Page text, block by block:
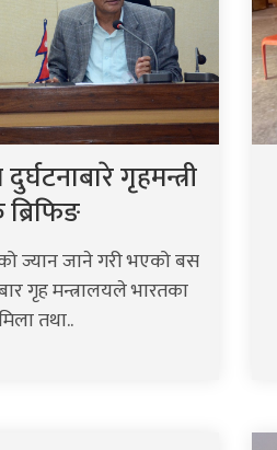
गृहमन्त्री
ज्यान जाने गरी भएको बस
गृह मन्त्रालयले भारतका
तथा..